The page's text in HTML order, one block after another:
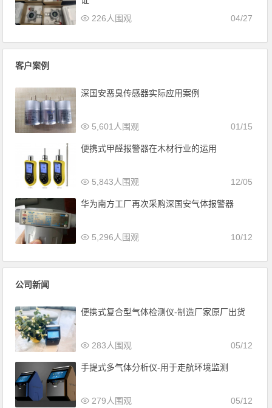
04/27
226人围观
客户案例
深国安恶臭传感器实际应用案例
01/15
5,601人围观
便携式甲醛报警器在木材行业的运用
12/05
5,843人围观
华为南方工厂再次采购深国安气体报警器
10/12
5,296人围观
公司新闻
便携式复合型气体检测仪-制造厂家原厂出货
05/12
283人围观
手提式多气体分析仪-用于走航环境监测
05/12
279人围观